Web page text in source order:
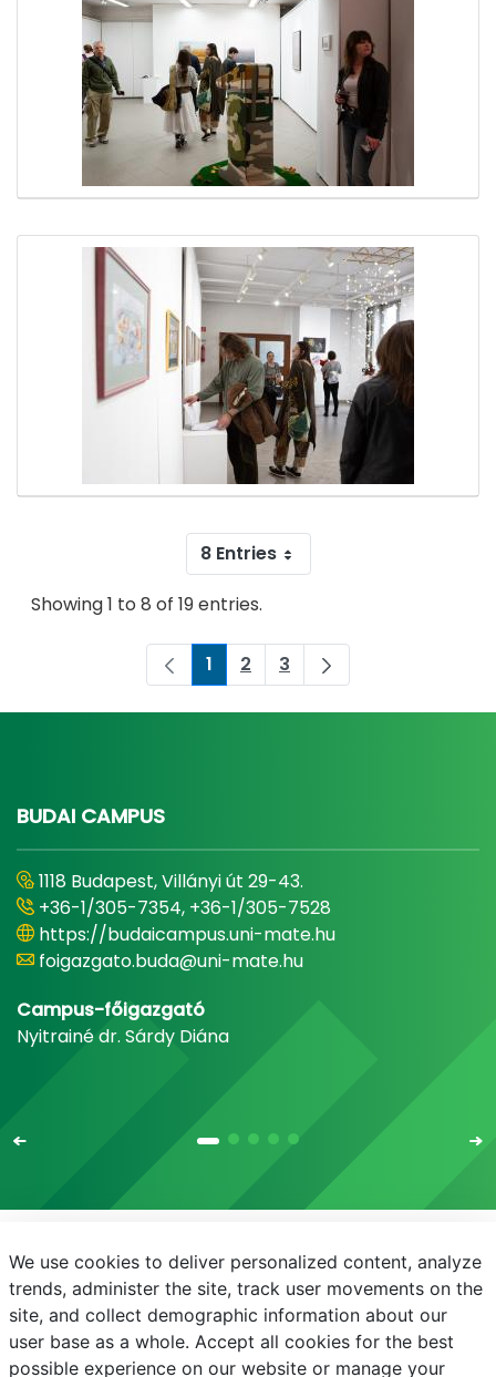
8 Entries
Showing 1 to 8 of 19 entries.
Page
1 Page
2 Page
3
BUDAI CAMPUS
1118 Budapest, Villányi út 29-43.
+36-1/305-7354, +36-1/305-7528
https://budaicampus.uni-mate.hu
foigazgato.buda@uni-mate.hu
Campus-főigazgató
Nyitrainé dr. Sárdy Diána
E-mail Telefonkönyv NEPTUN
E-learning
Bejelentkezés
Adatvédelem
We use cookies to deliver personalized content, analyze
trends, administer the site, track user movements on the
site, and collect demographic information about our
user base as a whole. Accept all cookies for the best
possible experience on our website or manage your